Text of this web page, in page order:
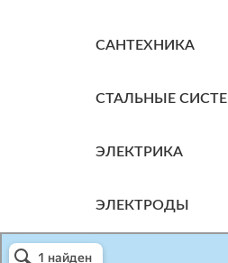
САНТЕХНИКА
СТАЛЬНЫЕ
ЭЛЕКТРИКА
ЭЛЕКТРОДЫ
Атриум-Крым
Системы водоснабжения, отопления,